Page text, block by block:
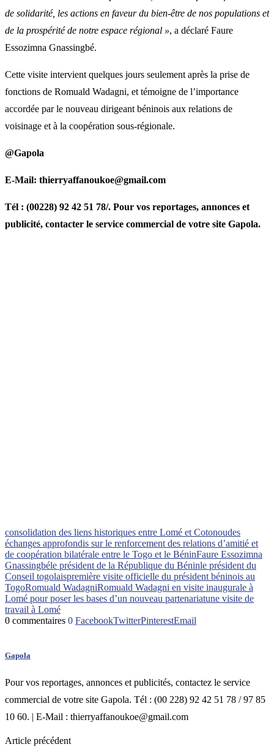
de solidarité, les actions en faveur du bien-être de nos populations et
de la prospérité de notre espace régional », a déclaré Faure
Essozimna Gnassingbé.
Cette visite intervient quelques jours seulement après la prise de
fonctions de Romuald Wadagni, et témoigne de l’importance
accordée par le nouveau dirigeant béninois aux relations de
voisinage et à la coopération sous-régionale.
@Gapola
E-Mail: thierryaffanoukoe@gmail.com
Tél : (00228) 92 42 51 78/. Pour vos reportages, annonces et
publicité, contacter le service commercial de votre site Gapola.
consolidation des liens historiques entre Lomé et Cotonoudes
échanges approfondis sur le renforcement des relations d’amitié et
de coopération bilatérale entre le Togo et le BéninFaure Essozimna
Gnassingbéle président de la République du Béninle président du
Conseil togolaispremière visite officielle du président béninois au
TogoRomuald WadagniRomuald Wadagni en visite inaugurale à
Lomé pour poser les bases d’un nouveau partenariatune visite de
travail à Lomé
0 commentaires 0 FacebookTwitterPinterestEmail
Gapola
Pour vos reportages, annonces et publicités, contactez le service
commercial de votre site Gapola. Tél : (00 228) 92 42 51 78 / 97 85
10 60. | E-Mail : thierryaffanoukoe@gmail.com
Article précédent